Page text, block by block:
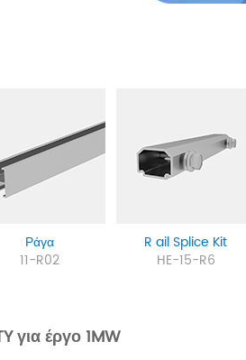
Ράγα
11-R02
R ail Splice Kit
HE-15-R6
για έργο 1MW